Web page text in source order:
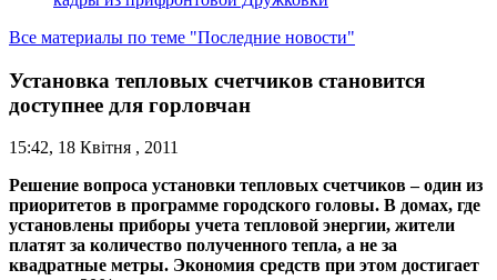
Все материалы по теме "Последние новости"
Установка тепловых счетчиков становится
доступнее для горловчан
15:42, 18 Квітня , 2011
Решение вопроса установки тепловых счетчиков – один из
приоритетов в программе городского головы. В домах, где
установлены приборы учета тепловой энергии, жители
платят за количество полученного тепла, а не за
квадратные метры. Экономия средств при этом достигает